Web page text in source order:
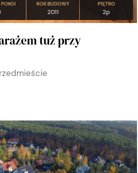
ROK BUDOWY
2011
PIĘTRO
2p
tuż przy